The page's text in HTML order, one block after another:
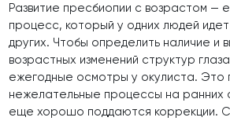
Развитие пресбиопии с возрастом —
процесс, который у одних людей
других. Чтобы определить наличие и
возрастных изменений структур
ежегодные осмотры у окулиста. Это
нежелательные процессы на ранних
еще хорошо поддаются коррекции.